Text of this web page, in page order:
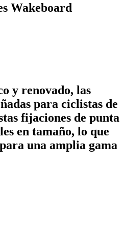
Wakeboard
y renovado, las
para ciclistas de
fijaciones de punta
en tamaño, lo que
una amplia gama